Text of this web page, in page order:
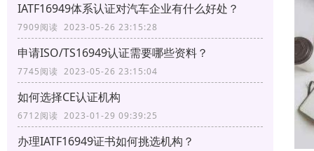
IATF16949体系认证对汽车企业有什么好处？
7909阅读 2023-05-26 23:15:28
申请ISO/TS16949认证需要哪些资料？
7745阅读 2023-05-26 23:15:04
如何选择CE认证机构
6712阅读 2023-01-29 09:39:25
办理IATF16949证书如何挑选机构？